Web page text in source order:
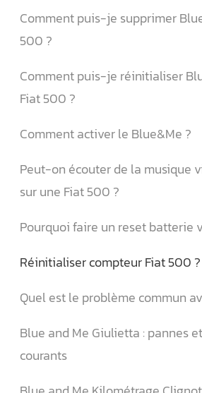
Comment puis-je supprimer
500 ?
Comment puis-je réinitialiser
Fiat 500 ?
Comment activer le Blue&Me ?
Peut-on écouter de la musique
sur une Fiat 500 ?
Pourquoi faire un reset batterie
Réinitialiser compteur Fiat 500 ?
Quel est le problème commun
Blue and Me Giulietta : pannes
courants